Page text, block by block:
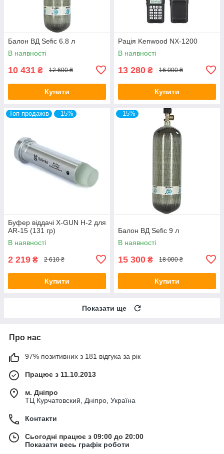
Балон ВД Sefic 6.8 л
В наявності
10 431 ₴ 12 600 ₴
Купити
Рація Kenwood NX-1200
В наявності
13 280 ₴ 16 000 ₴
Купити
Топ продажів –15%
Буфер віддачі X-GUN H-2 для
AR-15 (131 гр)
В наявності
2 219 ₴ 2 610 ₴
Купити
–15%
Балон ВД Sefic 9 л
В наявності
15 300 ₴ 18 000 ₴
Купити
Показати ще
Про нас
97% позитивних з 181 відгука за рік
Працює з 11.10.2013
м. Дніпро
ТЦ Курчатовский, Дніпро, Україна
Контакти
Сьогодні працює з 09:00 до 20:00
Показати весь графік роботи